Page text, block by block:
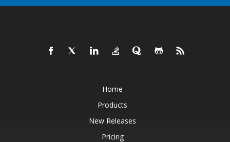
Home
Products
New Releases
Pricing